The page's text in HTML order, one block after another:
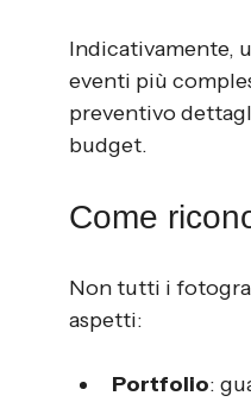
Indicativamente,
eventi più
preventivo
budget.
Come
Non tutti i
aspetti:
Portfolio: